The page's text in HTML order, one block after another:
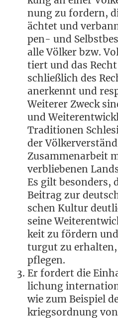
nung zu for­dern,
äch­tet und
pen- und
alle Völ­ker bzw.
tiert und das
schließ­lich des
aner­kennt und
Wei­te­rer Zweck
und
Tra­di­tio­nen
der
Zusam­men­ar­beit
ver­blie­be­nen
Es gilt beson­ders,
Bei­trag zur
schen Kul­tur
sei­ne
keit zu för­dern
tur­gut zu
pflegen.
Er for­dert die
li­chung
wie zum Bei­spiel
kriegs­ord­nung